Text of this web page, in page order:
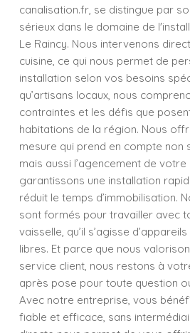
canalisation.fr, se distingue par
sérieux dans le domaine de
Le Raincy. Nous intervenons
cuisine, ce qui nous permet de
installation selon vos besoins
qu’artisans locaux, nous
contraintes et les défis que
habitations de la région. Nous
mesure qui prend en compte non
mais aussi l’agencement de votre
garantissons une installation
réduit le temps d’immobilisation.
sont formés pour travailler avec
vaisselle, qu’il s’agisse
libres. Et parce que nous
service client, nous restons à
après pose pour toute question
Avec notre entreprise, vous
fiable et efficace, sans